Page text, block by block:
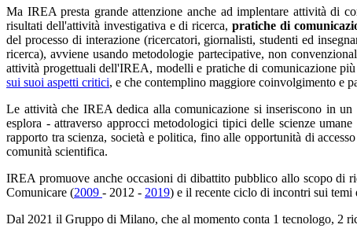
Ma IREA presta grande attenzione anche ad implentare attività di
risultati dell'attività investigativa e di ricerca,pratiche di
del processo di interazione (ricercatori, giornalisti, studenti ed
ricerca), avviene usando metodologie partecipative, non
attività progettuali dell'IREA, modelli e pratiche di comunicazione
sui suoi aspetti critici, e che contemplino maggiore coinvolgimento e
Le attività che IREA dedica alla comunicazione si inseriscono in un
esplora - attraverso approcci metodologici tipici delle scienze
rapporto tra scienza, società e politica, fino alle opportunità di
comunità scientifica.
IREA promuove anche occasioni di dibattito pubblico allo scopo di
Comunicare (2009 - 2012 - 2019) e il recente ciclo di incontri sui temi
Dal 2021 il Gruppo di Milano, che al momento conta 1 tecnologo, 2